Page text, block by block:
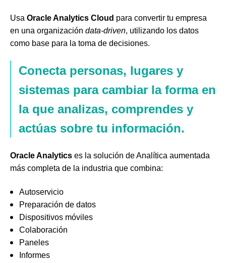
Usa Oracle Analytics Cloud para convertir tu empresa
en una organización data-driven, utilizando los datos
como base para la toma de decisiones.
Conecta personas, lugares y
sistemas para cambiar la forma en
la que analizas, comprendes y
actúas sobre tu información.
Oracle Analytics es la solución de Analítica aumentada
más completa de la industria que combina:
Autoservicio
Preparación de datos
Dispositivos móviles
Colaboración
Paneles
Informes